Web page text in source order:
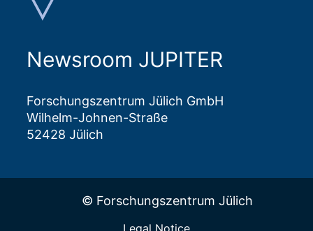
Newsroom JUPITER
Forschungszentrum Jülich GmbH
Wilhelm-Johnen-Straße
52428 Jülich
© Forschungszentrum Jülich
Legal Notice